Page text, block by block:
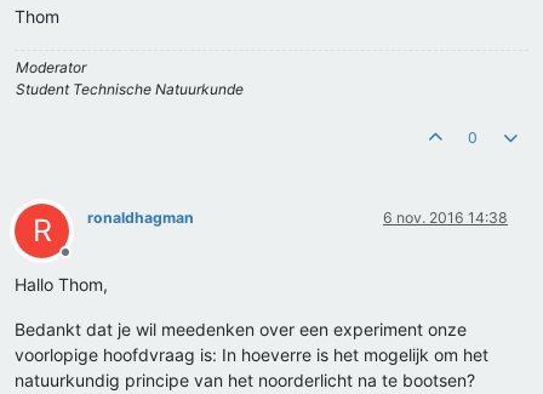
Thom
Moderator
Student Technische Natuurkunde
0
R
Offline
ronaldhagman 6 nov. 2016 14:38
Hallo Thom,
Bedankt dat je wil meedenken over een experiment onze
voorlopige hoofdvraag is: In hoeverre is het mogelijk om het
natuurkundig principe van het noorderlicht na te bootsen?